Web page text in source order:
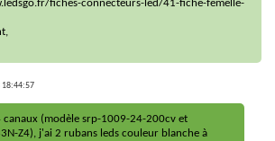
fiches-connecteurs-led/41-fiche-femelle-
18:44:57
(modèle srp-1009-24-200cv et
Z4), j'ai 2 rubans leds couleur blanche à